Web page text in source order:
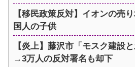
【移民政策反対】イオンの売
国人の子供
【炎上】藤沢市「モスク建設
→3万人の反対署名も却下